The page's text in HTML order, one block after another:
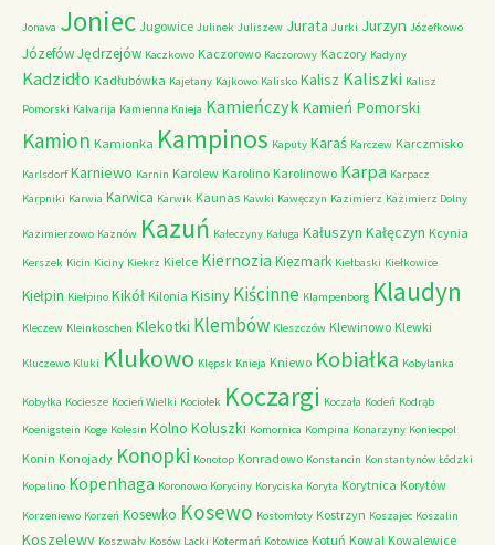
Jonava Joniec Jugowice Julinek Juliszew Jurata Jurki Jurzyn Józefkowo
JózefówJędrzejów Kaczkowo Kaczorowo Kaczorowy Kaczory Kadyny
Kadzidło Kadłubówka Kajetany Kajkowo Kalisko Kalisz Kaliszki Kalisz
Pomorski Kalvarija Kamienna Knieja Kamieńczyk Kamień Pomorski
Kamion Kamionka Kampinos Kaputy Karaś Karczew Karczmisko
Karlsdorf Karniewo Karnin Karolew Karolino Karolinowo Karpa Karpacz
Karpniki Karwia Karwica Karwik Kaunas Kawki Kawęczyn Kazimierz Kazimierz Dolny
Kazimierzowo Kaznów Kazuń Kałeczyny Kaługa Kałuszyn Kałęczyn Kcynia
Kerszek Kicin Kiciny Kiekrz Kielce Kiernozia Kiezmark Kiełbaski Kiełkowice
Kiełpin Kiełpino Kikół Kilonia Kisiny Kiścinne Klampenborg Klaudyn
Kleczew Kleinkoschen Klekotki Klembów Kleszczów Klewinowo Klewki
Kluczewo Kluki Klukowo Klępsk Knieja Kniewo Kobiałka Kobylanka
Kobyłka Kociesze Kocień Wielki Kociołek Koczargi Koczała Kodeń Kodrąb
Koenigstein Koge Kolesin Kolno Koluszki Komornica Kompina Konarzyny Koniecpol
Konin Konojady Konopki Konotop Konradowo Konstancin Konstantynów Łódzki
Kopalino Kopenhaga Koronowo Koryciny Koryciska Koryta Korytnica Korytów
Korzeniewo Korzeń Kosewko Kosewo Kostomłoty Kostrzyn Koszajec Koszalin
Koszelewy Koszwały Kosów Lacki Kotermań Kotowice Kotuń Kowal Kowalewice